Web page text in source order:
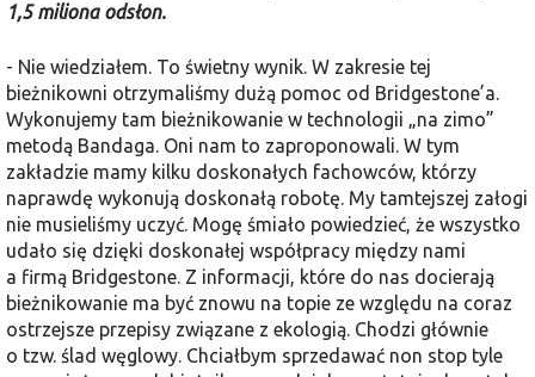
1,5 miliona odsłon.
- Nie wiedziałem. To świetny wynik. W zakresie tej
bieżnikowni otrzymaliśmy dużą pomoc od Bridgestone’a.
Wykonujemy tam bieżnikowanie w technologii „na zimo”
metodą Bandaga. Oni nam to zaproponowali. W tym
zakładzie mamy kilku doskonałych fachowców, którzy
naprawdę wykonują doskonałą robotę. My tamtejszej załogi
nie musieliśmy uczyć. Mogę śmiało powiedzieć, że wszystko
udało się dzięki doskonałej współpracy między nami
a firmą Bridgestone. Z informacji, które do nas docierają
bieżnikowanie ma być znowu na topie ze względu na coraz
ostrzejsze przepisy związane z ekologią. Chodzi głównie
o tzw. ślad węglowy. Chciałbym sprzedawać non stop tyle